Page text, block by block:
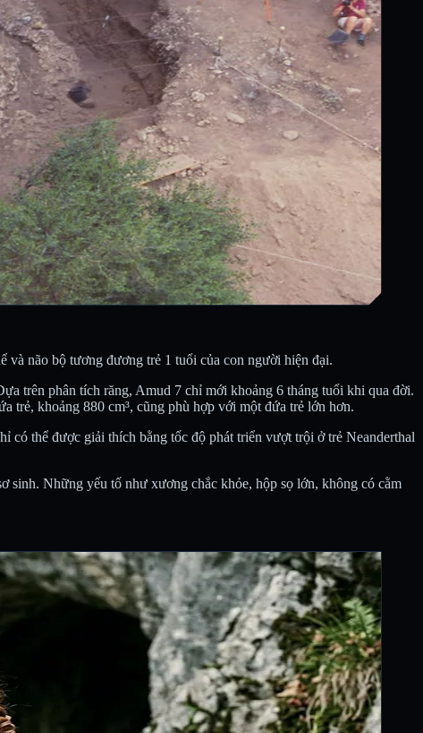
não bộ tương đương trẻ 1 tuổi của con người hiện đại.
trên phân tích răng, Amud 7 chỉ mới khoảng 6 tháng tuổi khi qua đời.
trẻ, khoảng 880 cm³, cũng phù hợp với một đứa trẻ lớn hơn.
có thể được giải thích bằng tốc độ phát triển vượt trội ở trẻ Neanderthal
sinh. Những yếu tố như xương chắc khỏe, hộp sọ lớn, không có cằm